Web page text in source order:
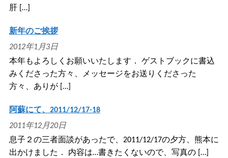
肝 […]
新年のご挨拶
2012年1月3日
本年もよろしくお願いいたします． ゲストブックに書込
みくださった方々、メッセージをお送りくださった
方々、ありが […]
阿蘇にて、2011/12/17-18
2011年12月20日
息子２の三者面談があったで、2011/12/17の夕方、熊本に
出かけました． 内容は…書きたくないので、写真の […]